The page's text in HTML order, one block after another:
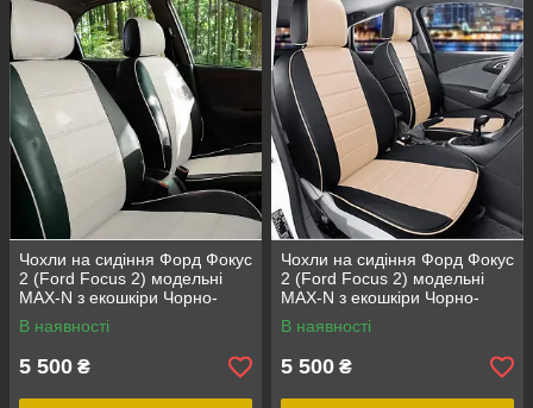
Чохли на сидіння Форд Фокус
2 (Ford Focus 2) модельні
MAX-N з екошкіри Чорно-
білий
В наявності
5 500 ₴
Чохли на сидіння Форд Фокус
2 (Ford Focus 2) модельні
MAX-N з екошкіри Чорно-
бежевий
В наявності
5 500 ₴